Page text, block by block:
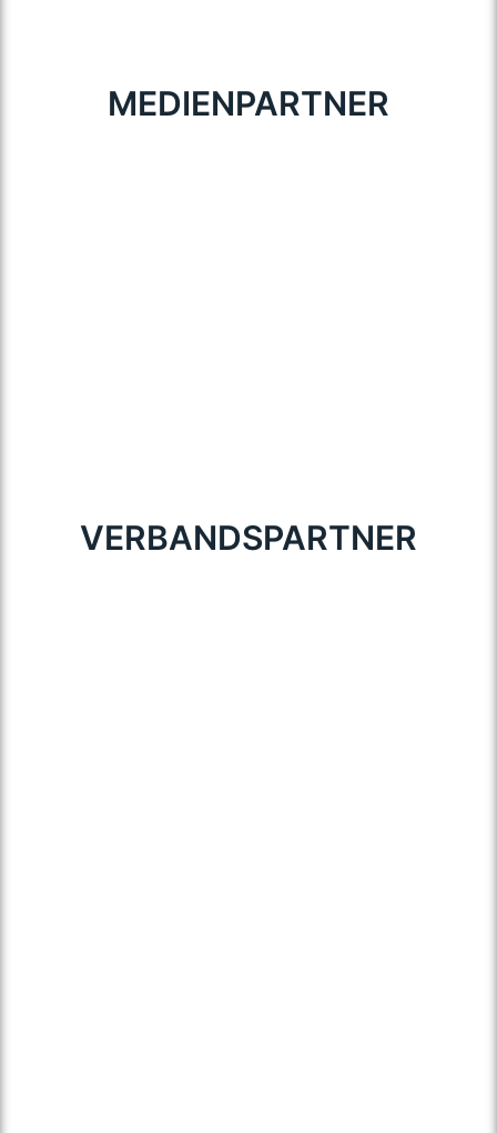
MEDIENPARTNER
VERBANDSPARTNER